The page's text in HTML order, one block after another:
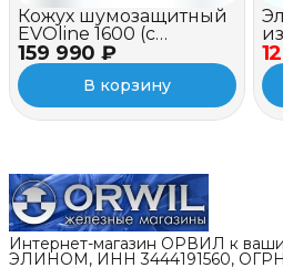
159 990 ₽
Кожух шумозащитный
EVOline 1600 (c
вентилятором)
В корзину
Интернет-магазин ОРВИЛ к
ЭЛИНОМ,